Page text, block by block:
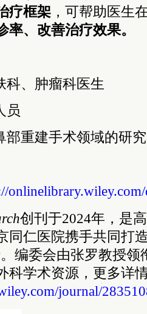
疗框架 ，可帮助医生
率、改善治疗效果。
科、肿瘤科医生
员
部重建手术领域的研
创刊于2024年，是
同仁医院携手共同打
编委会由张罗教授领
科学术资源，更多详
journal/